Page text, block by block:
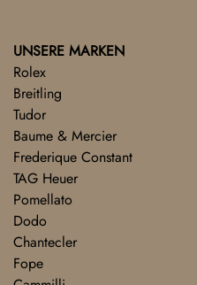
UNSERE MARKEN
Rolex
Breitling
Tudor
Baume & Mercier
Frederique Constant
TAG Heuer
Pomellato
Dodo
Chantecler
Fope